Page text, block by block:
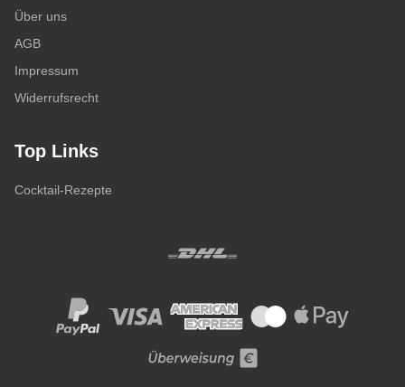
Über uns
AGB
Impressum
Widerrufsrecht
Top Links
Cocktail-Rezepte